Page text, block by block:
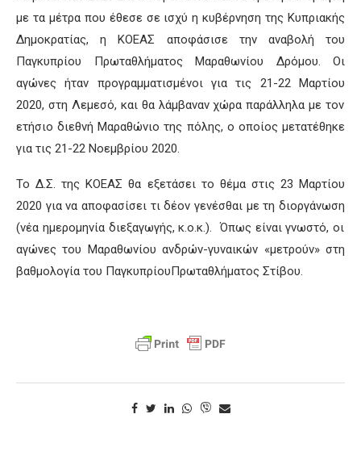
με τα μέτρα που έθεσε σε ισχύ η κυβέρνηση της Κυπριακής
Δημοκρατίας, η ΚΟΕΑΣ αποφάσισε την αναβολή του
Παγκυπρίου Πρωταθλήματος Μαραθωνίου Δρόμου. Οι
αγώνες ήταν προγραμματισμένοι για τις 21-22 Μαρτίου
2020, στη Λεμεσό, και θα λάμβαναν χώρα παράλληλα με τον
ετήσιο διεθνή Μαραθώνιο της πόλης, ο οποίος μετατέθηκε
για τις 21-22 Νοεμβρίου 2020.
Το Δ.Σ. της ΚΟΕΑΣ θα εξετάσει το θέμα στις 23 Μαρτίου
2020 για να αποφασίσει τι δέον γενέσθαι με τη διοργάνωση
(νέα ημερομηνία διεξαγωγής, κ.ο.κ.). Όπως είναι γνωστό, οι
αγώνες του Μαραθωνίου ανδρών-γυναικών «μετρούν» στη
βαθμολογία του ΠαγκυπρίουΠρωταθλήματος Στίβου.